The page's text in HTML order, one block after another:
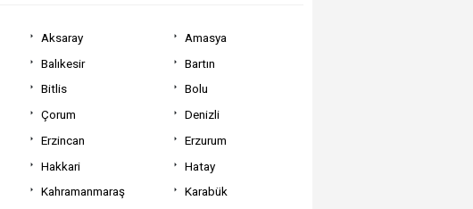
Aksaray
Amasya
Balıkesir
Bartın
Bitlis
Bolu
Çorum
Denizli
Erzincan
Erzurum
Hakkari
Hatay
Kahramanmaraş
Karabük